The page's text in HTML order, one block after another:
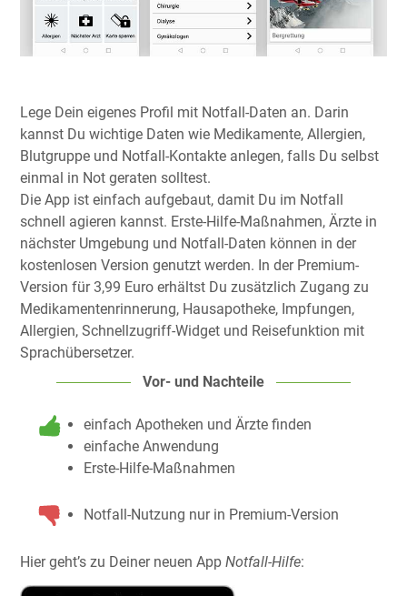
Lege Dein eigenes Profil mit Notfall-Daten an. Darin
kannst Du wichtige Daten wie Medikamente, Allergien,
Blutgruppe und Notfall-Kontakte anlegen, falls Du selbst
einmal in Not geraten solltest.
Die App ist einfach aufgebaut, damit Du im Notfall
schnell agieren kannst. Erste-Hilfe-Maßnahmen, Ärzte in
nächster Umgebung und Notfall-Daten können in der
kostenlosen Version genutzt werden. In der Premium-
Version für 3,99 Euro erhältst Du zusätzlich Zugang zu
Medikamentenrinnerung, Hausapotheke, Impfungen,
Allergien, Schnellzugriff-Widget und Reisefunktion mit
Sprachübersetzer.
Vor- und Nachteile
einfach Apotheken und Ärzte finden
einfache Anwendung
Erste-Hilfe-Maßnahmen
Notfall-Nutzung nur in Premium-Version
Hier geht’s zu Deiner neuen App Notfall-Hilfe: